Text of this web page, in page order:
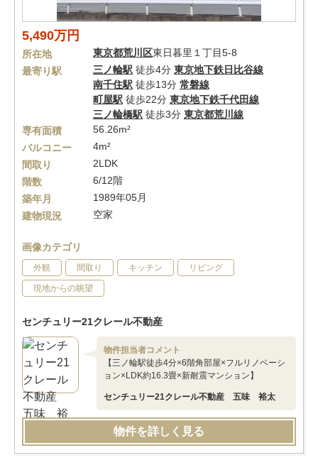
5,490万円
所在地 東京都荒川区東日暮里１丁目5-8
最寄り駅
三ノ輪駅 徒歩4分 東京地下鉄日比谷線
南千住駅 徒歩13分 常磐線
町屋駅 徒歩22分 東京地下鉄千代田線
三ノ輪橋駅 徒歩3分 東京都荒川線
専有面積
56.26m²
バルコニー
4m²
間取り
2LDK
階数
6/12階
築年月
1989年05月
建物現況
空家
画像カテゴリ
外観 間取り キッチン リビング
現地からの眺望
センチュリー21クレール不動産
物件担当者コメント
【三ノ輪駅徒歩4分×6階角部屋×フルリノベーシ
ョン×LDK約16.3畳×新耐震マンション】
センチュリー21クレール不動産 五味 裕太
物件を詳しく見る